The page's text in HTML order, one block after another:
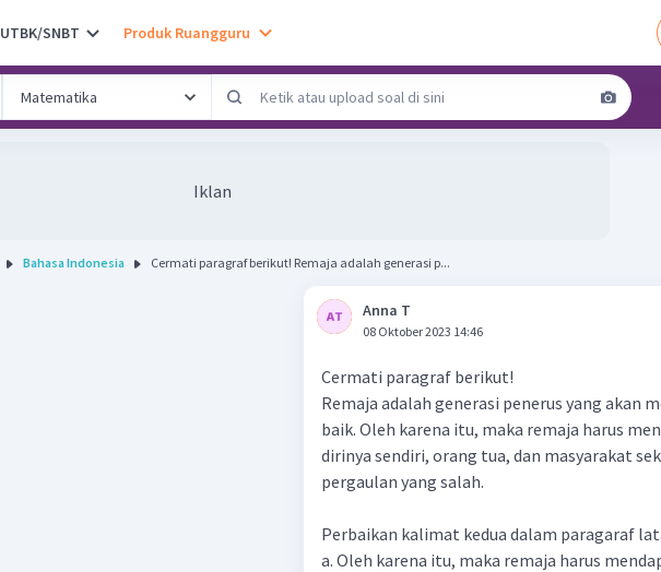
UTBK/SNBT Produk Ruangguru
Iklan
Bahasa Indonesia Cermati paragraf berikut! Remaja adalah generasi p...
Anna T
08 Oktober 2023 14:46
Cermati paragraf berikut!
Remaja adalah generasi penerus yang akan
baik. Oleh karena itu, maka remaja harus
dirinya sendiri, orang tua, dan masyarakat
pergaulan yang salah.
Perbaikan kalimat kedua dalam paragaraf
a. Oleh karena itu, maka remaja harus